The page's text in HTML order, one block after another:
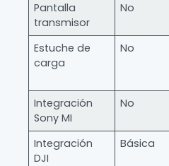
Pantalla
transmisor
No
Estuche de
carga
No
Integración
Sony MI
No
Integración
DJI
Básica